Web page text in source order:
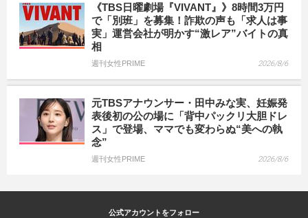
《TBS日曜劇場『VIVANT』》8時間3万円
で「別班」を募集！詐欺の声も「求人は事
実」運営会社が明かす“激レア”バイトの真
相
週刊女性PRIME 2026/8/6
元TBSアナウンサー・田中みな実、妊娠発
表後初の公の場に「背中パックリ大胆ドレ
ス」で登場、ママでも変わらぬ“美への執
念”
週刊女性PRIME 2026/8/6
公式アカウントをフォロー